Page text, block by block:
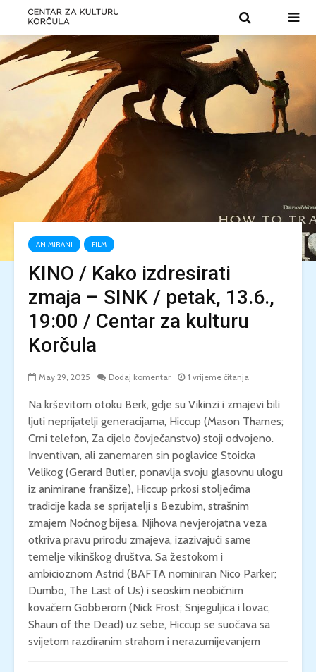
ANIMIRANI FILM
KINO / Kako izdresirati
zmaja – SINK / petak, 13.6.,
19:00 / Centar za kulturu
Korčula
May 29, 2025 Dodaj komentar 1 vrijeme čitanja
Na krševitom otoku Berk, gdje su Vikinzi i zmajevi bili
ljuti neprijatelji generacijama, Hiccup (Mason Thames;
Crni telefon, Za cijelo čovječanstvo) stoji odvojeno.
Inventivan, ali zanemaren sin poglavice Stoicka
Velikog (Gerard Butler, ponavlja svoju glasovnu ulogu
iz animirane franšize), Hiccup prkosi stoljećima
tradicije kada se sprijatelji s Bezubim, strašnim
zmajem Noćnog bijesa. Njihova nevjerojatna veza
otkriva pravu prirodu zmajeva, izazivajući same
temelje vikinškog društva. Sa žestokom i
ambicioznom Astrid (BAFTA nominiran Nico Parker;
Dumbo, The Last of Us) i seoskim neobičnim
kovačem Gobberom (Nick Frost; Snjeguljica i lovac,
Shaun of the Dead) uz sebe, Hiccup se suočava sa
svijetom razdiranim strahom i nerazumijevanjem